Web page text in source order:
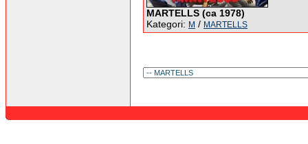
MARTELLS (ca 1978)
Kategori: M / MARTELLS